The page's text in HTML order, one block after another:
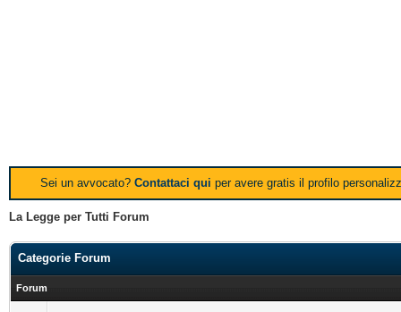
Sei un avvocato? Contattaci qui per avere gratis il profilo
La Legge per Tutti Forum
Categorie Forum
Forum